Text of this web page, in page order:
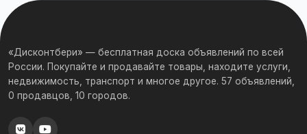
«Дисконтбери» — бесплатная доска объявлений по всей
России. Покупайте и продавайте товары, находите услуги,
недвижимость, транспорт и многое другое. 57 объявлений,
0 продавцов, 10 городов.